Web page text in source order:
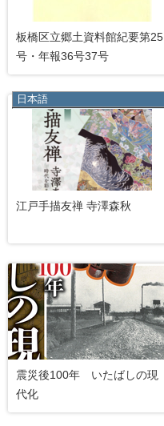
日本語
日本語
English
한국어
简体中文
繁體中文
板橋区立郷土資料館紀要第25
号・年報36号37号
江戸手描友禅 寺澤森秋
震災後100年 いたばしの現
代化